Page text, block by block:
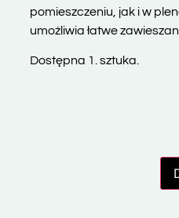
pomieszczeniu, jak i w
umożliwia łatwe
Dostępna 1. sztuka.